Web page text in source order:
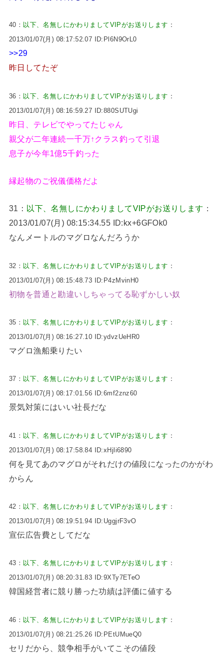
40： 以下、名無しにかわりましてVIPがお送りします ：
2013/01/07(月) 08:17:52.07 ID:Pl6N9OrL0
>>29
昨日してたぞ
36： 以下、名無しにかわりましてVIPがお送りします ：
2013/01/07(月) 08:16:59.27 ID:880SUTUgi
昨日、テレビでやってたじゃん
親父が二年連続一千万↑クラス釣って引退
息子が今年1億5千釣った
縁起物のご祝儀価格だよ
31： 以下、名無しにかわりましてVIPがお送りします ：
2013/01/07(月) 08:15:34.55 ID:kx+6GFOk0
なんメートルのマグロなんだろうか
32： 以下、名無しにかわりましてVIPがお送りします ：
2013/01/07(月) 08:15:48.73 ID:P4zMvinH0
初物を普通と勘違いしちゃってる恥ずかしい奴
35： 以下、名無しにかわりましてVIPがお送りします ：
2013/01/07(月) 08:16:27.10 ID:ydvzUeHR0
マグロ漁船乗りたい
37： 以下、名無しにかわりましてVIPがお送りします ：
2013/01/07(月) 08:17:01.56 ID:6mf2znz60
景気対策にはいい社長だな
41： 以下、名無しにかわりましてVIPがお送りします ：
2013/01/07(月) 08:17:58.84 ID:xHjli6890
何を見てあのマグロがそれだけの値段になったのかがわ
からん
42： 以下、名無しにかわりましてVIPがお送りします ：
2013/01/07(月) 08:19:51.94 ID:UggjrF3vO
宣伝広告費としてだな
43： 以下、名無しにかわりましてVIPがお送りします ：
2013/01/07(月) 08:20:31.83 ID:9XTy7ETeO
韓国経営者に競り勝った功績は評価に値する
46： 以下、名無しにかわりましてVIPがお送りします ：
2013/01/07(月) 08:21:25.26 ID:PEtUMueQ0
セリだから、競争相手がいてこその値段